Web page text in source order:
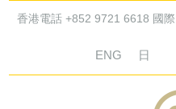
香港電話 +852 9721 6618 國
ENG 日